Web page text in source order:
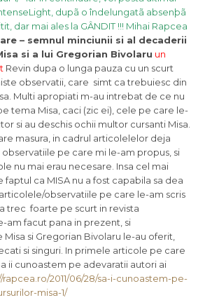
dupã o îndelungatã absenþã
dar mai ales la GÂNDIT !!! Mihai Rapcea
– semnul minciunii si al decaderii
si a lui Gregorian Bivolaru un
Revin dupa o lunga pauza cu un scurt
observatii, care simt ca trebuiesc din
Multi apropiati m-au intrebat de ce nu
tema Misa, caci (zic ei), cele pe care le-
si au deschis ochii multor cursanti Misa.
masura, in cadrul articolelelor deja
observatiile pe care mi le-am propus, si
nu mai erau necesare. Insa cel mai
ca MISA nu a fost capabila sa dea
observatiile pe care le-am scris
trec foarte pe scurt in revista
am facut pana in prezent, si
Misa si Gregorian Bivolaru le-au oferit,
si singuri. In primele articole pe care
ii cunoastem pe adevaratii autori ai
rapcea.ro/2011/06/28/sa-i-cunoastem-pe-
misa-1/